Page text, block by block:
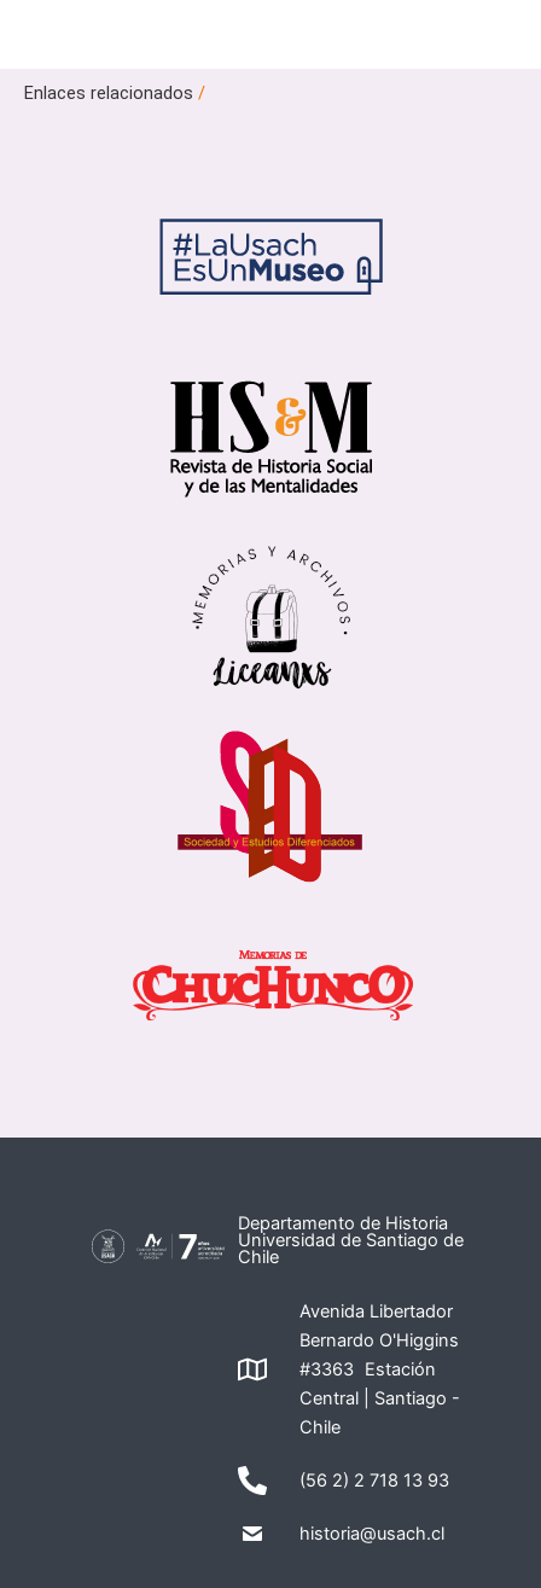
Enlaces relacionados /
Departamento de Historia
Universidad de Santiago de
Chile
Avenida Libertador
Bernardo O'Higgins
#3363 Estación
Central | Santiago -
Chile
(56 2) 2 718 13 93
historia@usach.cl